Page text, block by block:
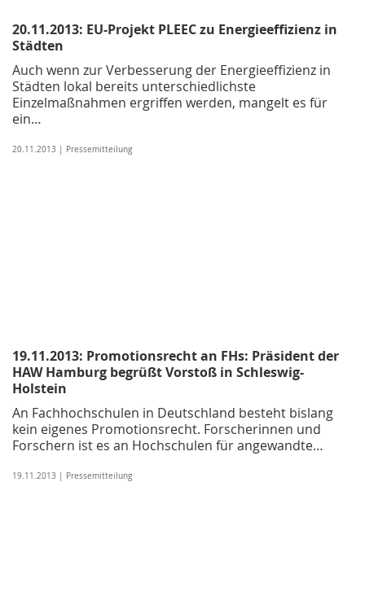
20.11.2013: EU-Projekt PLEEC zu Energieeffizienz in
Städten
Auch wenn zur Verbesserung der Energieeffizienz in
Städten lokal bereits unterschiedlichste
Einzelmaßnahmen ergriffen werden, mangelt es für
ein…
20.11.2013 | Pressemitteilung
19.11.2013: Promotionsrecht an FHs: Präsident der
HAW Hamburg begrüßt Vorstoß in Schleswig-
Holstein
An Fachhochschulen in Deutschland besteht bislang
kein eigenes Promotionsrecht. Forscherinnen und
Forschern ist es an Hochschulen für angewandte…
19.11.2013 | Pressemitteilung